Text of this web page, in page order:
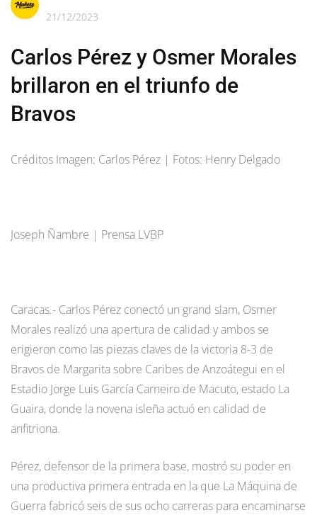
21/12/2023
Carlos Pérez y Osmer Morales
brillaron en el triunfo de
Bravos
Créditos Imagen: Carlos Pérez | Fotos: Henry Delgado
Joseph Ñambre | Prensa LVBP
Caracas.- Carlos Pérez conectó un grand slam, Osmer
Morales realizó una apertura de calidad y ambos se
erigieron como las piezas claves de la victoria 8-3 de
Bravos de Margarita sobre Caribes de Anzoátegui en el
Estadio Jorge Luis García Carneiro de Macuto, estado La
Guaira, donde la novena isleña actuó en calidad de
anfitriona.
Pérez, defensor de la primera base, mostró su poder en
una productiva primera entrada en la que La Máquina de
Guerra fabricó seis de sus ocho carreras para encaminarse